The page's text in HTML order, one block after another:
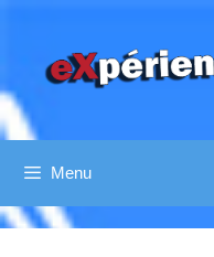
contenu
Menu